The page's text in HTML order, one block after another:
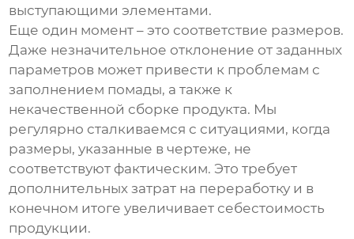
выступающими элементами.
Еще один момент – это соответствие размеров.
Даже незначительное отклонение от заданных
параметров может привести к проблемам с
заполнением помады, а также к
некачественной сборке продукта. Мы
регулярно сталкиваемся с ситуациями, когда
размеры, указанные в чертеже, не
соответствуют фактическим. Это требует
дополнительных затрат на переработку и в
конечном итоге увеличивает себестоимость
продукции.